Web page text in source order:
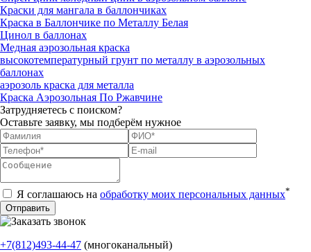
Краски для мангала в баллончиках
Краска в Баллончике по Металлу Белая
Цинол в баллонах
Медная аэрозольная краска
высокотемпературный грунт по металлу в аэрозольных
баллонах
аэрозоль краска для металла
Краска Аэрозольная По Ржавчине
Затрудняетесь с поиском?
Оставьте заявку, мы подберём нужное
Я соглашаюсь на обработку моих персональных данных*
+7(812)493-44-47 (многоканальный)